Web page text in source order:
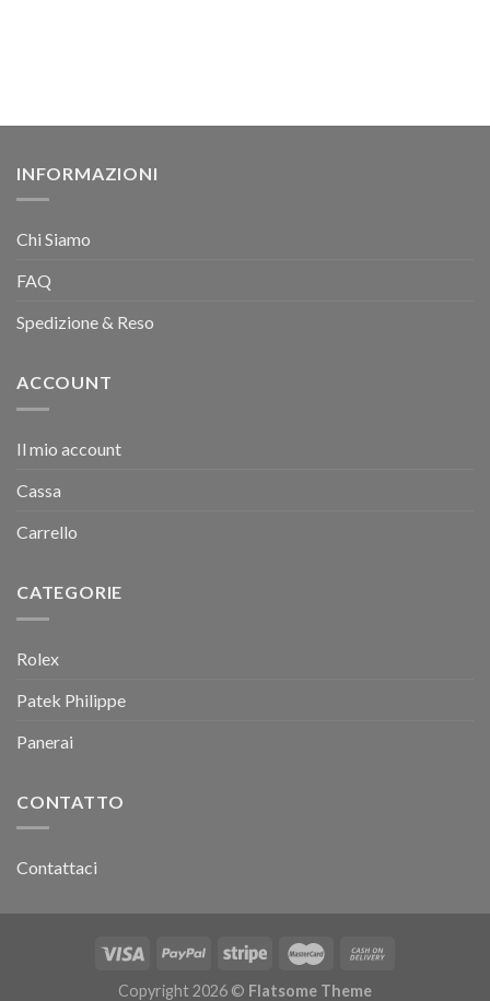
INFORMAZIONI
Chi Siamo
FAQ
Spedizione & Reso
ACCOUNT
Il mio account
Cassa
Carrello
CATEGORIE
Rolex
Patek Philippe
Panerai
CONTATTO
Contattaci
Copyright 2026 © Flatsome Theme